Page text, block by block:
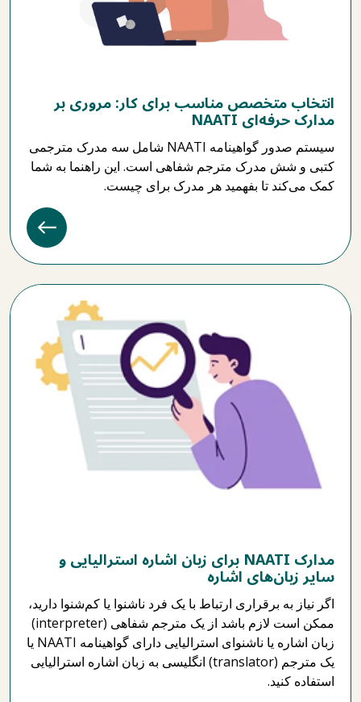
انتخاب متخصص مناسب برای کار: مروری بر
مدارک حرفه‌ای NAATI
سیستم صدور گواهینامه NAATI شامل سه مدرک مترجمی
کتبی و شش مدرک مترجم شفاهی است. این راهنما به شما
کمک می‌کند تا بفهمید هر مدرک برای چیست.
مدارک NAATI برای زبان‌ اشاره استرالیایی و
سایر زبان‌های اشاره
اگر نیاز به برقراری ارتباط با یک فرد ناشنوا یا کم‌شنوا دارید،
ممکن است لازم باشد از یک مترجم شفاهی (interpreter)
زبان‌ اشاره یا ناشنوای استرالیایی دارای گواهینامه NAATI یا
یک مترجم (translator) انگلیسی به زبان اشاره استرالیایی
استفاده کنید.